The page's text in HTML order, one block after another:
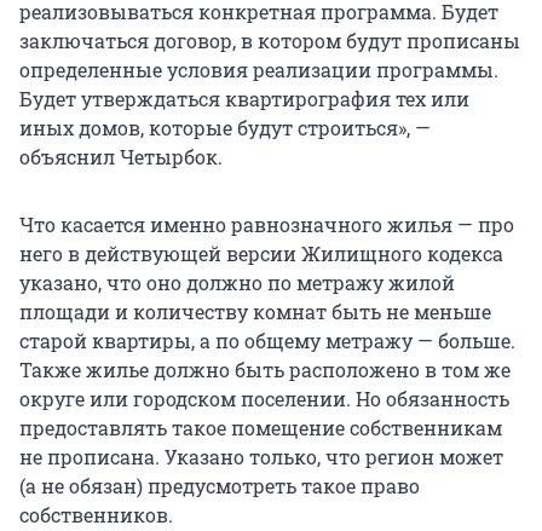
реализовываться конкретная программа. Будет
заключаться договор, в котором будут прописаны
определенные условия реализации программы.
Будет утверждаться квартирография тех или
иных домов, которые будут строиться», —
объяснил Четырбок.
Что касается именно равнозначного жилья — про
него в действующей версии Жилищного кодекса
указано, что оно должно по метражу жилой
площади и количеству комнат быть не меньше
старой квартиры, а по общему метражу — больше.
Также жилье должно быть расположено в том же
округе или городском поселении. Но обязанность
предоставлять такое помещение собственникам
не прописана. Указано только, что регион может
(а не обязан) предусмотреть такое право
собственников.